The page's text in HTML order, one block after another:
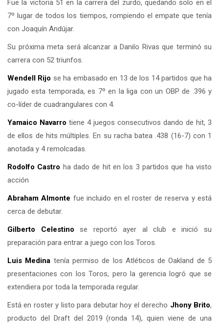
Fue la victoria 51 en la carrera del zurdo, quedando solo en el
7º lugar de todos los tiempos, rompiendo el empate que tenía
con Joaquín Andújar.
Su próxima meta será alcanzar a Danilo Rivas que terminó su
carrera con 52 triunfos.
Wendell Rijo se ha embasado en 13 de los 14 partidos que ha
jugado esta temporada, es 7º en la liga con un OBP de .396 y
co-líder de cuadrangulares con 4.
Yamaico Navarro tiene 4 juegos consecutivos dando de hit, 3
de ellos de hits múltiples. En su racha batea .438 (16-7) con 1
anotada y 4 remolcadas.
Rodolfo Castro ha dado de hit en los 3 partidos que ha visto
acción
Abraham Almonte fue incluido en el roster de reserva y está
cerca de debutar.
Gilberto Celestino se reportó ayer al club e inició su
preparación para entrar a juego con los Toros.
Luis Medina tenía permiso de los Atléticos de Oakland de 5
presentaciones con los Toros, pero la gerencia logró que se
extendiera por toda la temporada regular.
Está en roster y listo para debutar hoy el derecho Jhony Brito,
producto del Draft del 2019 (ronda 14), quien viene de una